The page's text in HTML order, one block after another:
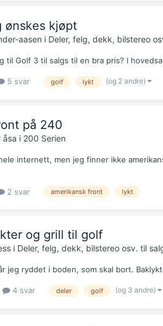
ønskes kjøpt
aasen i Deler, felg, dekk, bilstereo
til Golf 3 til salgs til en bra pris? I
5 svar golf lykt (og 2 andre)
på 240
åsa i 200 Serien
internett, men jeg finner ikke
2 svar amerikansk front lykt
og grill til golf
i Deler, felg, dekk, bilstereo osv. til
jeg ryddet i boden, som skal bort.
4 svar deler golf (og 3 andre)